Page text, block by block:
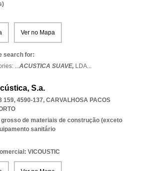
Ver no Mapa
search for:
...ACUSTICA SUAVE, LDA...
S.a.
159, 4590-137, CARVALHOSA PACOS
de materiais de construção (exceto
sanitário
VICOUSTIC